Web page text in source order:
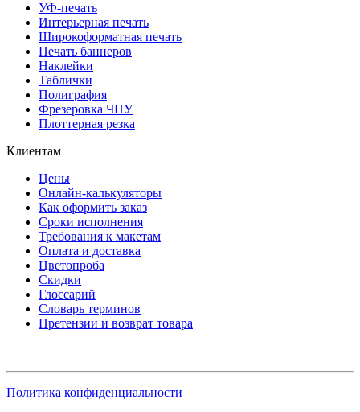
УФ-печать
Интерьерная печать
Широкоформатная печать
Печать баннеров
Наклейки
Таблички
Полиграфия
Фрезеровка ЧПУ
Плоттерная резка
Клиентам
Цены
Онлайн-калькуляторы
Как оформить заказ
Сроки исполнения
Требования к макетам
Оплата и доставка
Цветопроба
Скидки
Глоссарий
Словарь терминов
Претензии и возврат товара
Политика конфиденциальности